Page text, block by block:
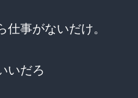
事がないだけ。
いだろ